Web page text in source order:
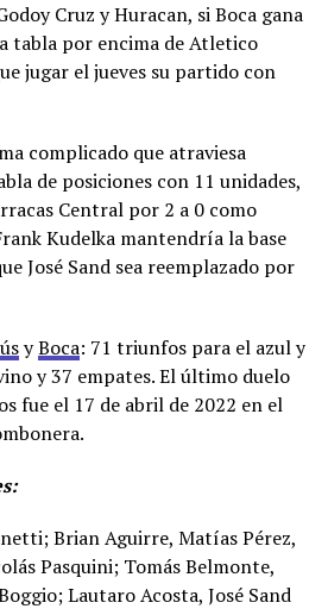
Cruz y Huracan, si Boca gana
tabla por encima de Atletico
jugar el jueves su partido con
complicado que atraviesa
de posiciones con 11 unidades,
Central por 2 a 0 como
Kudelka mantendría la base
José Sand sea reemplazado por
yBoca: 71 triunfos para el azul y
y 37 empates. El último duelo
fue el 17 de abril de 2022 en el
Brian Aguirre, Matías Pérez,
Pasquini; Tomás Belmonte,
Lautaro Acosta, José Sand